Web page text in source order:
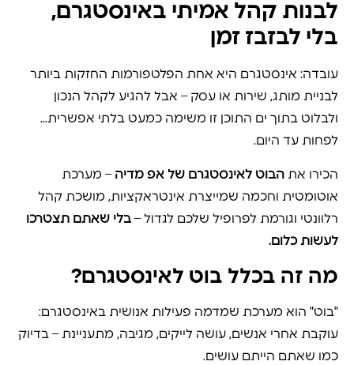
לבנות קהל אמיתי באינסטגרם,
בלי לבזבז זמן
עובדה: אינסטגרם היא אחת הפלטפורמות החזקות ביותר
לבניית מותג, שירות או עסק – אבל להגיע לקהל הנכון
ולבלוט בתוך ים התוכן זו משימה כמעט בלתי אפשרית…
לפחות עד היום.
הכירו את הבוט לאינסטגרם של אפ מדיה – מערכת
אוטומטית וחכמה שמייצרת אינטראקציות, מושכת קהל
רלוונטי וגורמת לפרופיל שלכם לגדול – בלי שאתם תצטרכו
לעשות כלום.
מה זה בכלל בוט לאינסטגרם?
"בוט" הוא מערכת שמדמה פעילות אנושית באינסטגרם:
עוקבת אחרי אנשים, עושה לייקים, מגיבה, מתעניינת – בדיוק
כמו שאתם הייתם עושים.